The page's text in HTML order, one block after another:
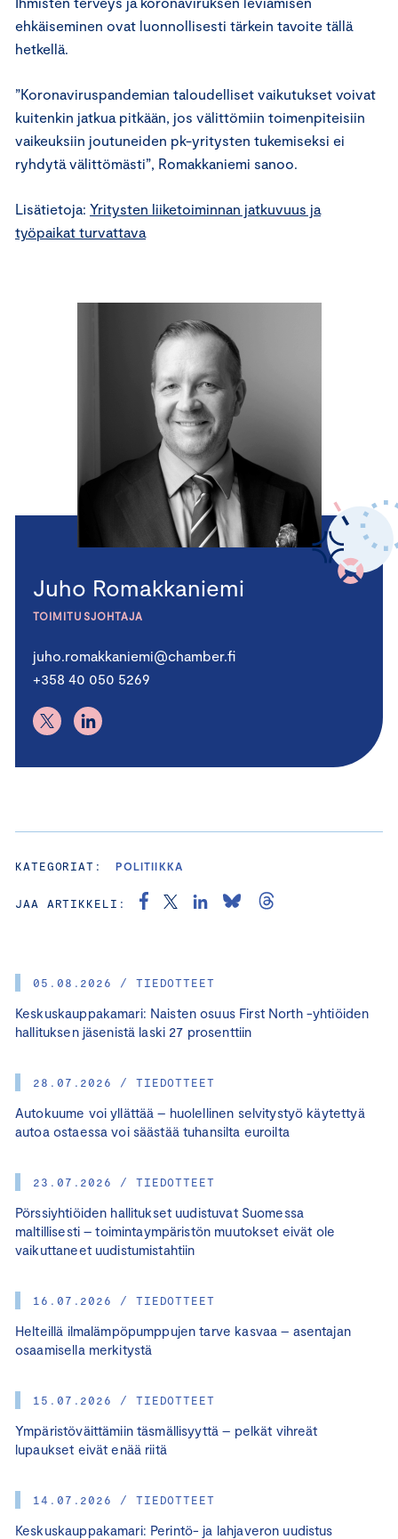
05.08.2026 / TIEDOTTEET
Keskuskauppakamari: Naisten osuus First North -yhtiöiden
hallituksen jäsenistä laski 27 prosenttiin
28.07.2026 / TIEDOTTEET
Autokuume voi yllättää – huolellinen selvitystyö käytettyä
autoa ostaessa voi säästää tuhansilta euroilta
23.07.2026 / TIEDOTTEET
Pörssiyhtiöiden hallitukset uudistuvat Suomessa
maltillisesti – toimintaympäristön muutokset eivät ole
vaikuttaneet uudistumistahtiin
16.07.2026 / TIEDOTTEET
Helteillä ilmalämpöpumppujen tarve kasvaa – asentajan
osaamisella merkitystä
15.07.2026 / TIEDOTTEET
Ympäristöväittämiin täsmällisyyttä – pelkät vihreät
lupaukset eivät enää riitä
14.07.2026 / TIEDOTTEET
Keskuskauppakamari: Perintö- ja lahjaveron uudistus
ehkäiseminen ovat luonnollisesti tärkein tavoite tällä
hetkellä.
”Koronaviruspandemian taloudelliset vaikutukset voivat
kuitenkin jatkua pitkään, jos välittömiin toimenpiteisiin
vaikeuksiin joutuneiden pk-yritysten tukemiseksi ei
ryhdytä välittömästi”, Romakkaniemi sanoo.
Lisätietoja: Yritysten liiketoiminnan jatkuvuus ja
työpaikat turvattava
Juho Romakkaniemi
TOIMITUSJOHTAJA
juho.romakkaniemi@chamber.fi
+358 40 050 5269
KATEGORIAT: POLITIIKKA
JAA ARTIKKELI: